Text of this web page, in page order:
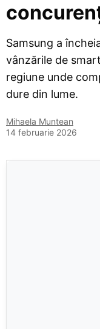
Samsung a
vânzările de
regiune unde
dure din lume.
Mihaela Muntean
14 februarie 2026